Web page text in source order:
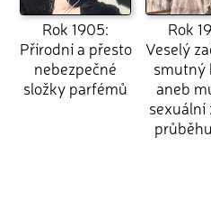
Rok 1905:
Přírodní a přesto
nebezpečné
složky parfémů
Rok
Veselý
smutný
aneb
sexuální